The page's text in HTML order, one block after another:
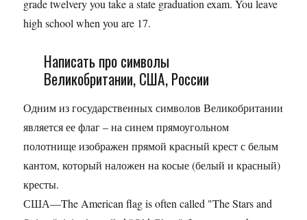
grade twelvery you take a state graduation exam. You leave
high school when you are 17.
Написать про символы
Великобритании, США, России
Одним из государственных символов Великобритании
является ее флаг – на синем прямоугольном
полотнище изображен прямой красный крест с белым
кантом, который наложен на косые (белый и красный)
кресты.
США—The American flag is often called "The Stars and